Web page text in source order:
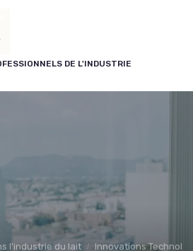
DE L'INDUSTRIE
l'industrie du lait Innovations